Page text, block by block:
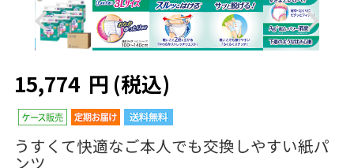
登録
ェ
ア
Previous Next
15,774 円 (税込)
うすくて快適なご本人でも交換しやすい紙パ
ンツ